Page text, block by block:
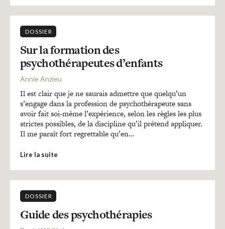
DOSSIER
Sur la formation des
psychothérapeutes d’enfants
Annie Anzieu
Il est clair que je ne saurais admettre que quelqu’un
s’engage dans la profession de psychothérapeute sans
avoir fait soi-même l’expérience, selon les règles les plus
strictes possibles, de la discipline qu’il prétend appliquer.
Il me paraît fort regrettable qu’en…
Lire la suite
DOSSIER
Guide des psychothérapies